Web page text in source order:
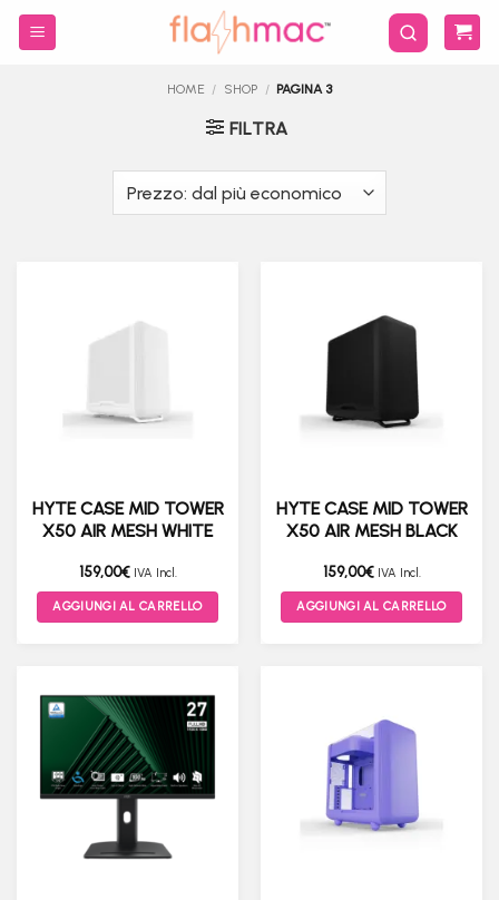
Salta
HOME / SHOP / PAGINA 3
FILTRA
HYTE CASE MID TOWER
X50 AIR MESH WHITE
159,00€ IVA Incl.
AGGIUNGI AL CARRELLO
HYTE CASE MID TOWER
X50 AIR MESH BLACK
159,00€ IVA Incl.
AGGIUNGI AL CARRELLO